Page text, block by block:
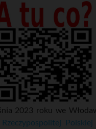
2023 roku we